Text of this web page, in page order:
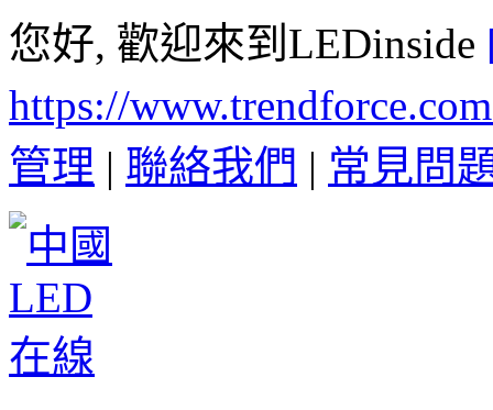
您好, 歡迎來到LEDinside
https://
管理 | 聯絡我們 | 常見問